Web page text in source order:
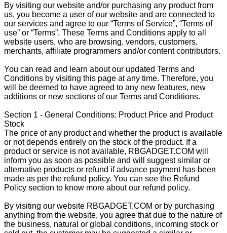
By visiting our website and/or purchasing any product from
us, you become a user of our website and are connected to
our services and agree to our “Terms of Service”, “Terms of
use” or “Terms”. These Terms and Conditions apply to all
website users, who are browsing, vendors, customers,
merchants, affiliate programmers and/or content contributors.
You can read and learn about our updated Terms and
Conditions by visiting this page at any time. Therefore, you
will be deemed to have agreed to any new features, new
additions or new sections of our Terms and Conditions.
Section 1 - General Conditions: Product Price and Product
Stock
The price of any product and whether the product is available
or not depends entirely on the stock of the product. If a
product or service is not available, RBGADGET.COM will
inform you as soon as possible and will suggest similar or
alternative products or refund if advance payment has been
made as per the refund policy. You can see the Refund
Policy section to know more about our refund policy.
By visiting our website RBGADGET.COM or by purchasing
anything from the website, you agree that due to the nature of
the business, natural or global conditions, incoming stock or